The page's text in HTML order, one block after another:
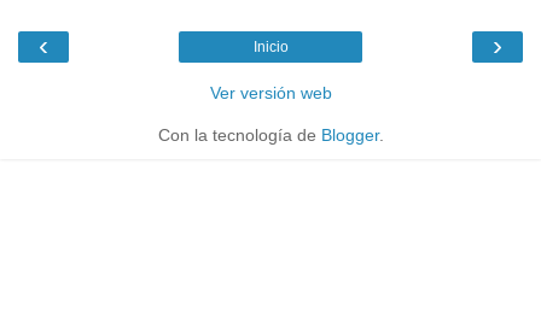
‹ ›
Inicio
Ver versión web
Con la tecnología de Blogger.